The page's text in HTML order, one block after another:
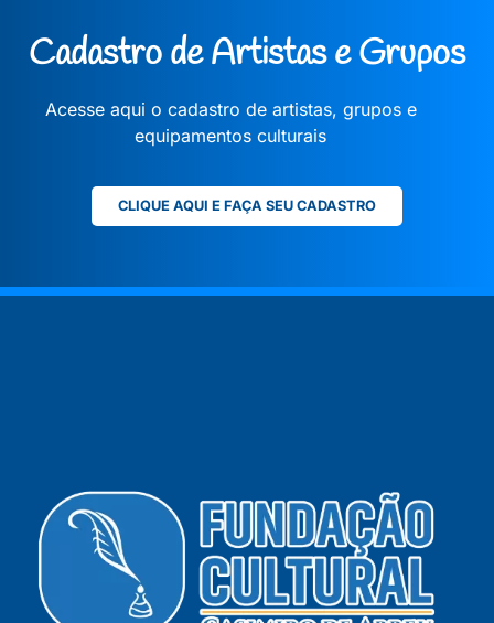
Cadastro de Artistas e Grupos
Acesse aqui o cadastro de artistas, grupos e
equipamentos culturais
CLIQUE AQUI E FAÇA SEU CADASTRO